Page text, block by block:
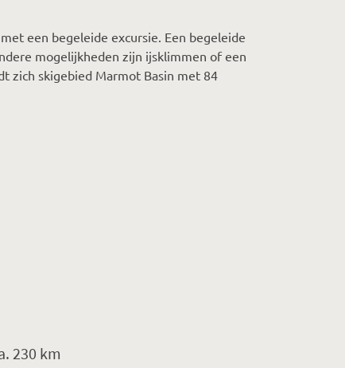
een begeleide excursie. Een begeleide
mogelijkheden zijn ijsklimmen of een
zich skigebied Marmot Basin met 84
230 km